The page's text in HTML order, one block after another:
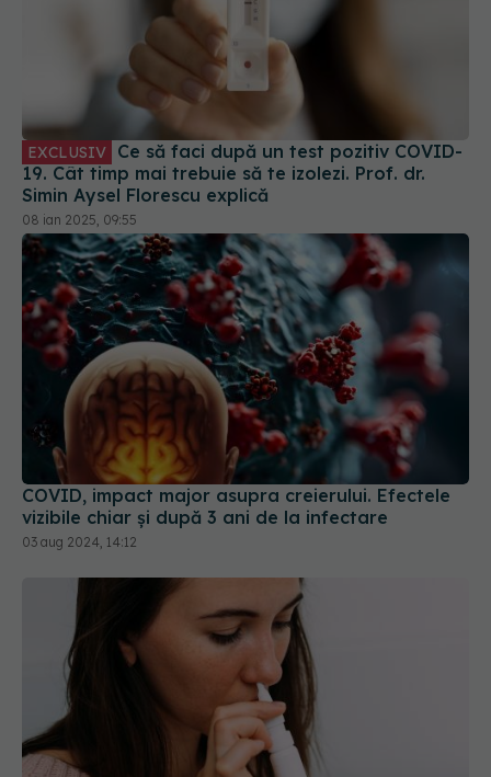
EXCLUSIV
19. Cât timp mai trebuie să te izolezi. Prof. dr.
Simin Aysel Florescu explică
08 ian 2025, 09:55
COVID, impact major asupra creierului. Efectele
vizibile chiar și după 3 ani de la infectare
03 aug 2024, 14:12